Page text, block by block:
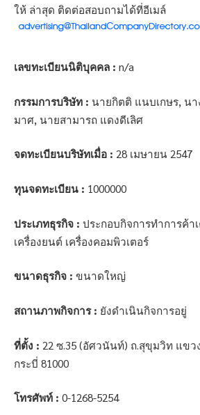
ให้ ล่าสุด ติดต่อสอบถามได้ที่อีเมล์
เลขทะเบียนนิติบุคคล : n/a
กรรมการบริษัท : นายกิตติ แนบเกษร, น
มาศ, นายสามารถ แดงดีเลิศ
จดทะเบียนบริษัทเมื่อ : 28 เมษายน 2547
ทุนจดทะเบียน : 1000000
ประเภทธุรกิจ : ประกอบกิจการทำการค้า
เครื่องยนต์ เครื่องคอมพิวเตอร์
ขนาดธุรกิจ : ขนาดใหญ่
สถานภาพกิจการ : ยังดำเนินกิจการอยู่
ที่ตั้ง : 22 ซ.35 (อัศวนันท์) ถ.สุขุมวิท แขว
กระบี่ 81000
โทรศัพท์ : 0-1268-5254